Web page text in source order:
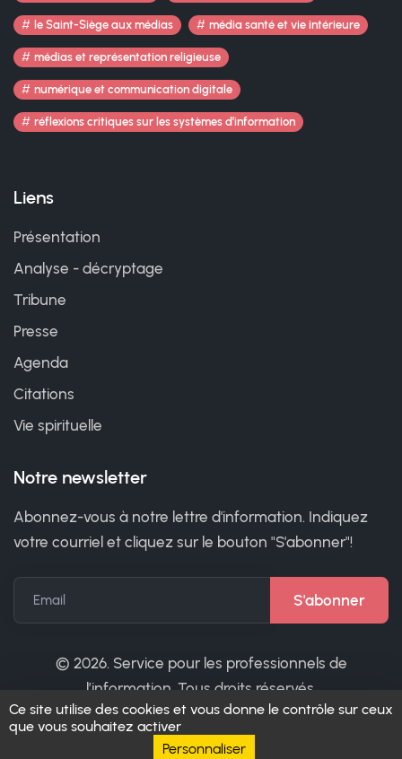
Ce site utilise des cookies et vous donne le contrôle sur ceux
que vous souhaitez activer
Personnaliser
le Saint-Siège aux médias média santé et vie intérieure
médias et représentation religieuse
numérique et communication digitale
réflexions critiques sur les systèmes d’information
Liens
Présentation
Analyse - décryptage
Tribune
Presse
Agenda
Citations
Vie spirituelle
Notre newsletter
Abonnez-vous à notre lettre d'information. Indiquez
votre courriel et cliquez sur le bouton "S'abonner"!
Email
© 2026. Service pour les professionnels de
l’information. Tous droits réservés.